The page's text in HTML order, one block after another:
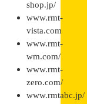
shop.jp/
www.rmt-
vista.com
www.rmt-
wm.com/
www.rmt-
zero.com/
www.rmtabc.jp/